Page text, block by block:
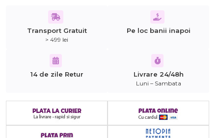
Transport Gratuit
> 499 lei
Pe loc banii inapoi
14 de zile Retur Livrare 24/48h
Luni – Sambata